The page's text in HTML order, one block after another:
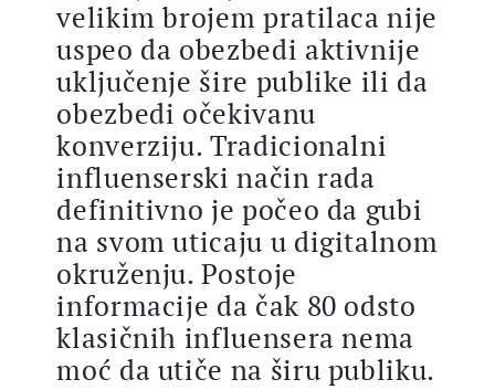
velikim brojem pratilaca nije
uspeo da obezbedi aktivnije
uključenje šire publike ili da
obezbedi očekivanu
konverziju. Tradicionalni
influenserski način rada
definitivno je počeo da gubi
na svom uticaju u digitalnom
okruženju. Postoje
informacije da čak 80 odsto
klasičnih influensera nema
moć da utiče na širu publiku.